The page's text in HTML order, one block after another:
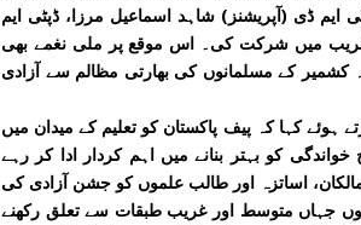
ڈی (آپریشنز) شاہد اسماعیل مرزا، ڈپٹی ایم
تقریب میں شرکت کی۔ اس موقع پر ملی نغمے بھی
کشمیر کے مسلمانوں کی بھارتی مظالم سے آزادی
کہا کہ پیف پاکستان کو تعلیم کے میدان میں
کو بہتر بنانے میں اہم کردار ادا کر رہے
اساتزہ اور طالب علموں کو جشن آزادی کی
جہاں متوسط اور غریب طبقات سے تعلق رکھنے